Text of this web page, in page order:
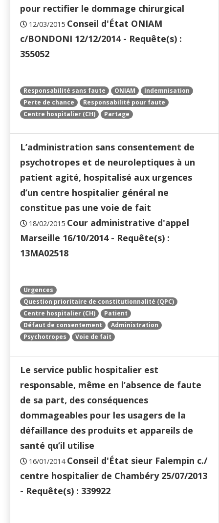
pour rectifier le dommage chirurgical
12/03/2015 Conseil d'État ONIAM
c/BONDONI 12/12/2014 - Requête(s) :
355052
Responsabilité sans faute ONIAM
Indemnisation
Perte de chance
Responsabilité pour faute
Centre hospitalier (CH)
Partage
L’administration sans consentement de
psychotropes et de neuroleptiques à un
patient agité, hospitalisé aux urgences
d’un centre hospitalier général ne
constitue pas une voie de fait
18/02/2015 Cour administrative d'appel
Marseille 16/10/2014 - Requête(s) :
13MA02518
Urgences
Question prioritaire de constitutionnalité (QPC)
Centre hospitalier (CH)
Patient
Défaut de consentement
Administration
Psychotropes
Voie de fait
Le service public hospitalier est
responsable, même en l’absence de faute
de sa part, des conséquences
dommageables pour les usagers de la
défaillance des produits et appareils de
santé qu’il utilise
16/01/2014 Conseil d'État sieur Falempin c./
centre hospitalier de Chambéry 25/07/2013
- Requête(s) : 339922